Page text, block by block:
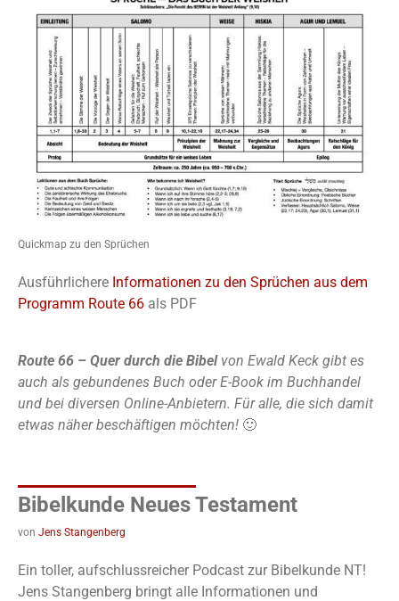
Quickmap zu den Sprüchen
Ausführlichere Informationen zu den Sprüchen aus dem
Programm Route 66 als PDF
Route 66 – Quer durch die Bibel von Ewald Keck gibt es
auch als gebundenes Buch oder E-Book im Buchhandel
und bei diversen Online-Anbietern. Für alle, die sich damit
etwas näher beschäftigen möchten! 🙂
Bibelkunde Neues Testament
von Jens Stangenberg
Ein toller, aufschlussreicher Podcast zur Bibelkunde NT!
Jens Stangenberg bringt alle Informationen und